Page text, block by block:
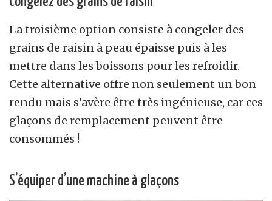
La troisième option consiste à congeler des
grains de raisin à peau épaisse puis à les
mettre dans les boissons pour les refroidir.
Cette alternative offre non seulement un bon
rendu mais s’avère être très ingénieuse, car ces
glaçons de remplacement peuvent être
consommés !
S’équiper d’une machine à glaçons